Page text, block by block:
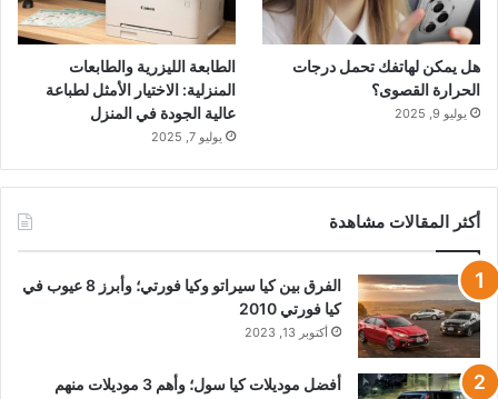
هل يمكن لهاتفك تحمل درجات
الحرارة القصوى؟
يوليو 9, 2025
الطابعة الليزرية والطابعات
المنزلية: الاختيار الأمثل لطباعة
عالية الجودة في المنزل
يوليو 7, 2025
أكثر المقالات مشاهدة
الفرق بين كيا سيراتو وكيا فورتي؛ وأبرز 8 عيوب في
كيا فورتي 2010
أكتوبر 13, 2023
أفضل موديلات كيا سول؛ وأهم 3 موديلات منهم